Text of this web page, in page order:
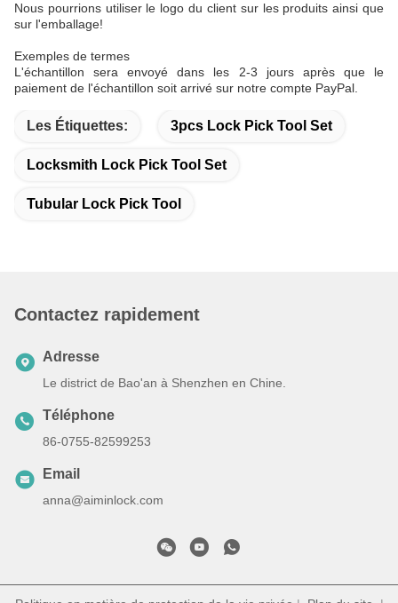
Nous pourrions utiliser le logo du client sur les produits ainsi que
sur l'emballage!
Exemples de termes
L'échantillon sera envoyé dans les 2-3 jours après que le
paiement de l'échantillon soit arrivé sur notre compte PayPal.
Les Étiquettes: 3pcs Lock Pick Tool Set
Locksmith Lock Pick Tool Set
Tubular Lock Pick Tool
Contactez rapidement
Adresse
Le district de Bao'an à Shenzhen en Chine.
Téléphone
86-0755-82599253
Email
anna@aiminlock.com